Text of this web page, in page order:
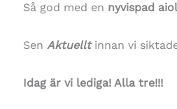
Så god med en nyvispad
Sen Aktuelltinnan vi
Idag är vi lediga! Alla tre!!!